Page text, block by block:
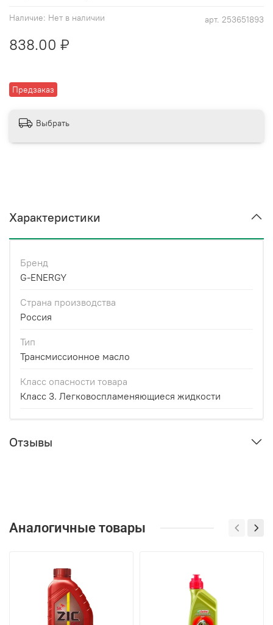
арт. 253651893
Наличие: Нет в наличии
Предзаказ
838.00 ₽
Выбрать
Характеристики
Бренд
G-ENERGY
Страна производства
Россия
Тип
Трансмиссионное масло
Класс опасности товара
Класс 3. Легковоспламеняющиеся жидкости
Отзывы
Аналогичные товары